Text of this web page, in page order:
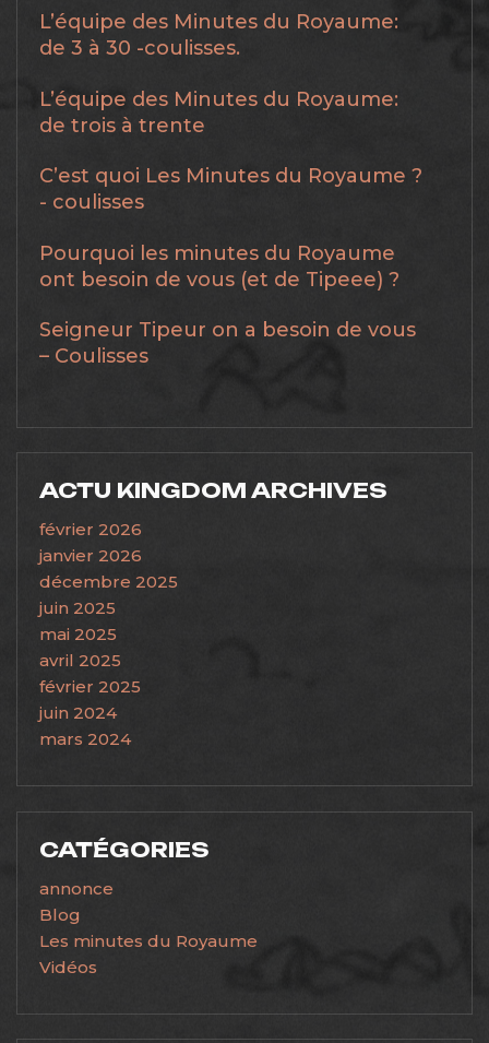
L’équipe des Minutes du Royaume:
de 3 à 30 -coulisses.
L’équipe des Minutes du Royaume:
de trois à trente
C’est quoi Les Minutes du Royaume ?
- coulisses
Pourquoi les minutes du Royaume
ont besoin de vous (et de Tipeee) ?
Seigneur Tipeur on a besoin de vous
– Coulisses
ACTU KINGDOM ARCHIVES
février 2026
janvier 2026
décembre 2025
juin 2025
mai 2025
avril 2025
février 2025
juin 2024
mars 2024
CATÉGORIES
annonce
Blog
Les minutes du Royaume
Vidéos